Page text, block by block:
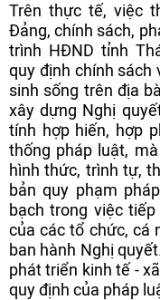
Trên thực tế, việc
Đảng, chính sách,
trình HĐND tỉnh
quy định chính sách
sinh sống trên địa
xây dựng Nghị
tính hợp hiến, hợp
thống pháp luật,
hình thức, trình tự,
bản quy phạm
bạch trong việc
của các tổ chức, cá
ban hành Nghị
phát triển kinh tế -
quy định của pháp